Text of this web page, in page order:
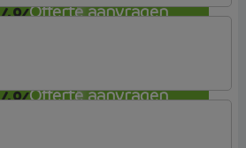
Offerte aanvragen
Offerte aanvragen